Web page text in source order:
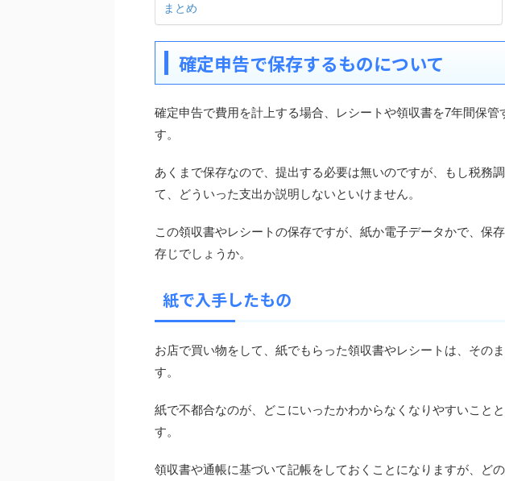
まとめ
確定申告で保存するものについて
確定申告で費用を計上する場合、レシートや領収書を7年間保管
す。
あくまで保存なので、提出する必要は無いのですが、もし税務
て、どういった支出か説明しないといけません。
この領収書やレシートの保存ですが、紙か電子データかで、保
存じでしょうか。
紙で入手したもの
お店で買い物をして、紙でもらった領収書やレシートは、その
す。
紙で不都合なのが、どこにいったかわからなくなりやすいこと
す。
領収書や通帳に基づいて記帳をしておくことになりますが、ど